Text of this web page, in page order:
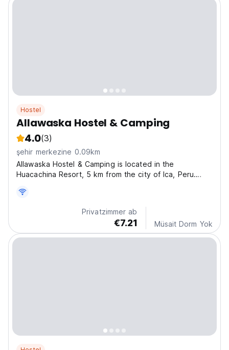
Hostel
Allawaska Hostel & Camping
4.0(3)
şehir merkezine 0.09km
Allawaska Hostel & Camping is located in the
Huacachina Resort, 5 km from the city of Ica, Peru.
but fully committed to giving you a warm, comfortable,
and memorable stay. With simple accommodations,...
Privatzimmer ab
€7.21 Müsait Dorm Yok